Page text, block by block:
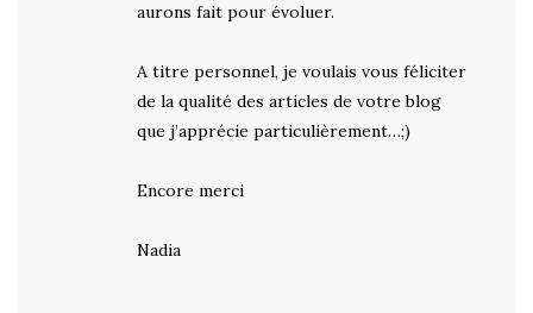
aurons fait pour évoluer.
A titre personnel, je voulais vous féliciter
de la qualité des articles de votre blog
que j’apprécie particulièrement…;)
Encore merci
Nadia